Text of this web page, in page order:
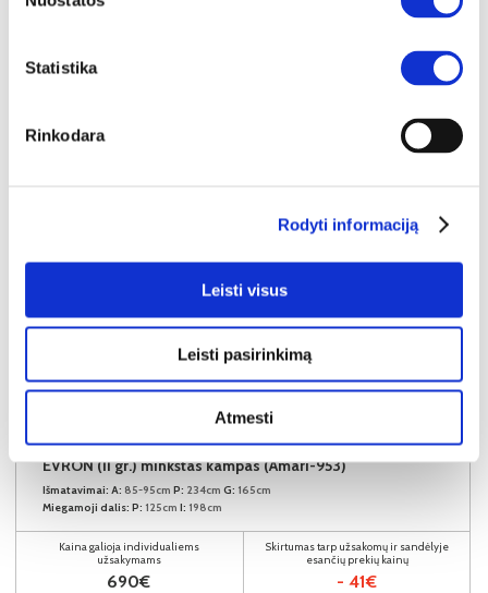
Statistika
Rinkodara
Rodyti informaciją
Leisti visus
Leisti pasirinkimą
Atmesti
YRA SANDĖLYJE
EVRON (II gr.) minkštas kampas (Amari-953)
Išmatavimai: A: 85-95cm P: 234cm G: 165cm
Miegamoji dalis: P: 125cm I: 198cm
Kaina galioja individualiems
užsakymams
690€
Skirtumas tarp užsakomų ir sandėlyje
esančių prekių kainų
- 41€